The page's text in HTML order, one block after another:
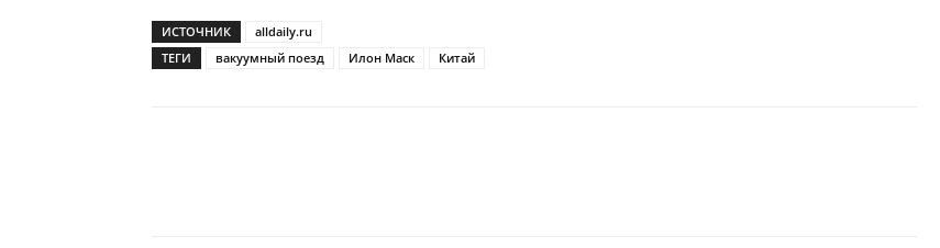
ИСТОЧНИК
alldaily.ru
ТЕГИ
вакуумный поезд Илон Маск Китай